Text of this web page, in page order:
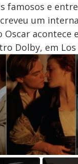
famosos e
um
Oscar acontece
Dolby, em Los